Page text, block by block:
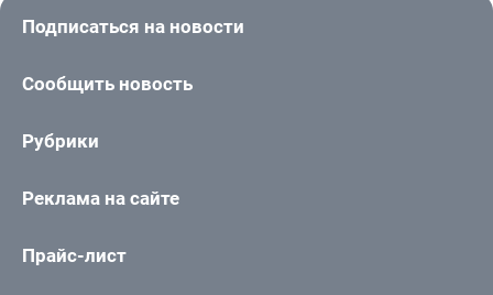
Подписаться на новости
Сообщить новость
Рубрики
Реклама на сайте
Прайс-лист